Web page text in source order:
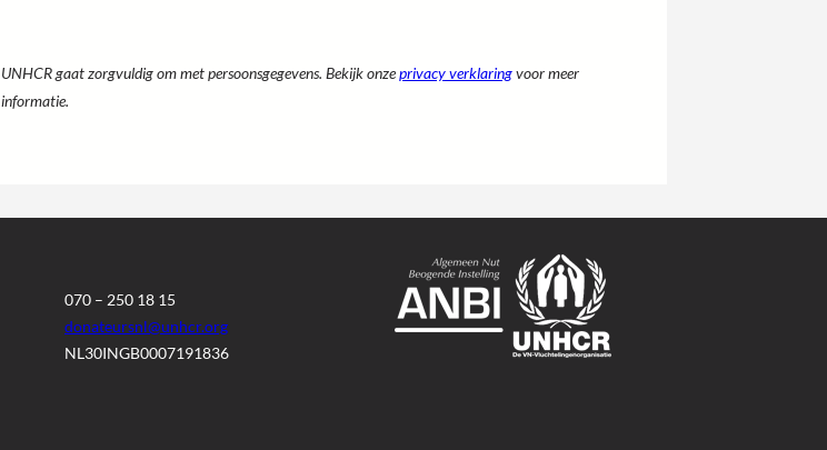
e
*
*
UNHCR gaat zorgvuldig om met persoonsgegevens. Bekijk onzeprivacy verklaringvoor meer
informatie.
070 – 250 18 15
donateursnl@unhcr.org
NL30INGB0007191836